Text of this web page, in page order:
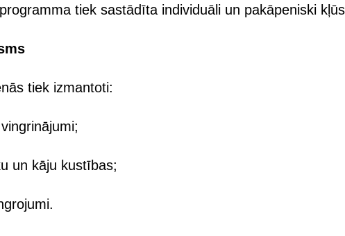
tiek sastādīta individuāli un pakāpeniski
tiek izmantoti:
un kāju kustības;